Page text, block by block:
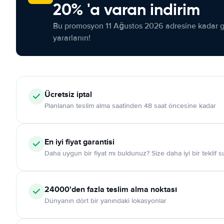
20% 'a varan indirim
Bu promosyon 11 Ağustos 2026 adresine kadar
yararlanın!
Ücretsiz iptal
Planlanan teslim alma saatinden 48 saat öncesine kadar
En iyi fiyat garantisi
Daha uygun bir fiyat mı buldunuz? Size daha iyi bir teklif
24000'den fazla teslim alma noktası
Dünyanın dört bir yanındaki lokasyonlar